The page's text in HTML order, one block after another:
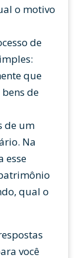
o motivo
de
que
de
de um
Na
esse
qual o
você